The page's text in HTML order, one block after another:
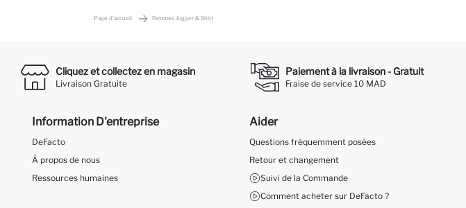
Page d'accueil Femmes Jogger & Shirt
Cliquez et collectez en magasin
Livraison Gratuite
Paiement à la livraison - Gratuit
Fraise de service 10 MAD
Information D'entreprise
DeFacto
À propos de nous
Ressources humaines
Aider
Questions fréquemment posées
Retour et changement
Suivi de la Commande
Comment acheter sur DeFacto ?